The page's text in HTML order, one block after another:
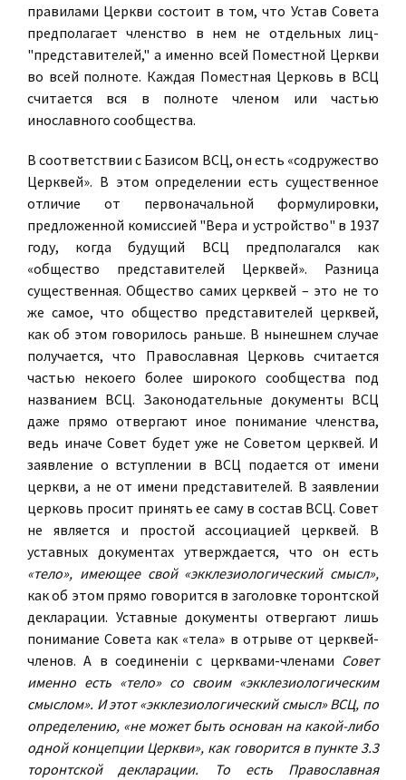
правилами Церкви состоит в том, что Устав Совета
предполагает членство в нем не отдельных лиц-
"представителей," а именно всей Поместной Церкви
во всей полноте. Каждая Поместная Церковь в ВСЦ
считается вся в полноте членом или частью
инославного сообщества.
В соответствии с Базисом ВСЦ, он есть «содружество
Церквей». В этом определении есть существенное
отличие от первоначальной формулировки,
предложенной комиссией "Вера и устройство" в 1937
году, когда будущий ВСЦ предполагался как
«общество представителей Церквей». Разница
существенная. Общество самих церквей – это не то
же самое, что общество представителей церквей,
как об этом говорилось раньше. В нынешнем случае
получается, что Православная Церковь считается
частью некоего более широкого сообщества под
названием ВСЦ. Законодательные документы ВСЦ
даже прямо отвергают иное понимание членства,
ведь иначе Совет будет уже не Советом церквей. И
заявление о вступлении в ВСЦ подается от имени
церкви, а не от имени представителей. В заявлении
церковь просит принять ее саму в состав ВСЦ. Совет
не является и простой ассоциацией церквей. В
уставных документах утверждается, что он есть
«тело», имеющее свой «экклезиoлогический смысл»,
как об этом прямо говорится в заголовке торонтской
декларации. Уставные документы отвергают лишь
понимание Совета как «тела» в отрыве от церквей-
членов. А в соединенiи с церквами-членами Совет
именно есть «тело» со своим «экклезиoлогическим
смыслом». И этот «экклезиoлогический смысл» ВСЦ, по
определению, «не может быть основан на какой-либо
одной концепции Церкви», как говорится в пункте 3.3
торонтской декларации. То есть Православная